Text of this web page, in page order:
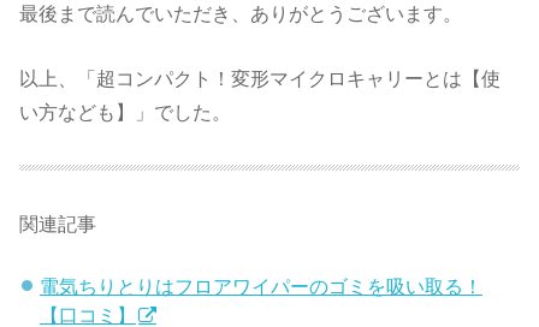
最後まで読んでいただき、ありがとうございます。
以上、「超コンパクト！変形マイクロキャリーとは【使
い方なども】」でした。
関連記事
電気ちりとりはフロアワイパーのゴミを吸い取る！
【口コミ】